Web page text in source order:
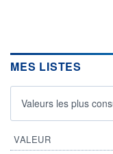
MES LISTES
Valeurs les plus
VALEUR